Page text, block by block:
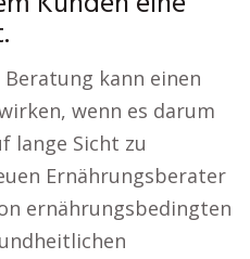
kann einen
wenn es darum
lange Sicht zu
Ernährungsberater
ernährungsbedingten